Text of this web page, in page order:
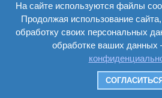
ОШКОЛЕ.РУ
На сайте используются файлы
Продолжая использование
обработку своих персональных
обработке ваших
СОГЛАСИТЬСЯ